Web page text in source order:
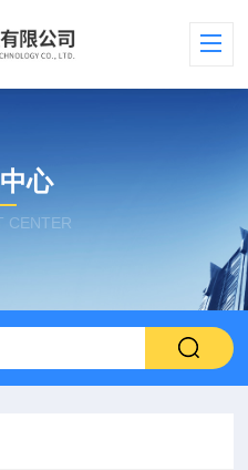
心
CENTER